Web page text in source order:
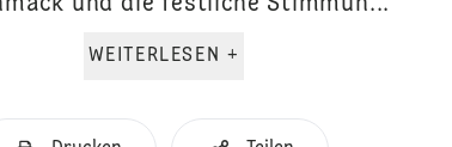
und die festliche Stimmun...
WEITERLESEN +